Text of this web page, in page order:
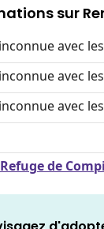
sur
avec
avec
avec
Refuge de